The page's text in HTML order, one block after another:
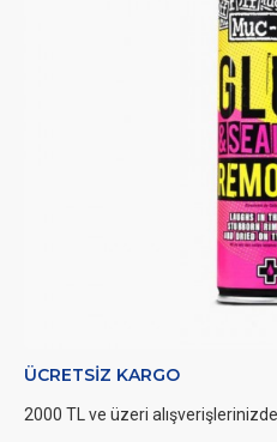
ÜCRETSIZ KARGO
2000 TL ve üzeri